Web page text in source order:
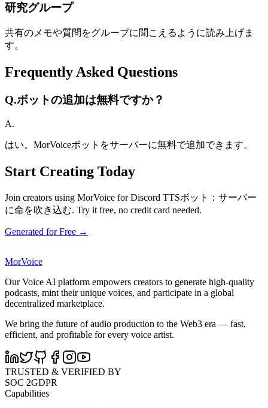
研究グループ
共有のメモや質問をグループに聞こえるように読み上げま
す。
Frequently Asked Questions
Q.ボットの追加は無料ですか？
A.
はい。MorVoiceボットをサーバーに無料で追加できます。
Start Creating Today
Join creators using MorVoice for Discord TTSボット：サーバー
に命を吹き込む. Try it free, no credit card needed.
Generated for Free →
MorVoice
Our Voice AI platform empowers creators to generate high-quality
podcasts, mint their unique voices, and participate in a global
decentralized marketplace.
We bring the future of audio production to the Web3 era — fast,
efficient, and profitable for every voice artist.
TRUSTED & VERIFIED BY
SOC 2GDPR
Capabilities